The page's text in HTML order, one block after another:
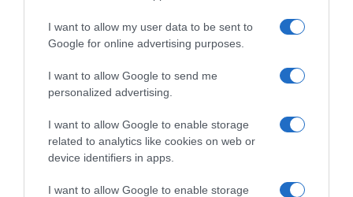
I want to allow my user data to be sent to
Google for online advertising purposes.
I want to allow Google to send me
personalized advertising.
I want to allow Google to enable storage
related to analytics like cookies on web or
device identifiers in apps.
I want to allow Google to enable storage
2026-08-06.
3 ok, amiért egy idősebb nő fiatalabb férfit választ